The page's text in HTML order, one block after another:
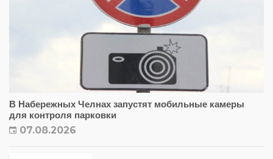
В Набережных Челнах запустят мобильные камеры
для контроля парковки
07.08.2026